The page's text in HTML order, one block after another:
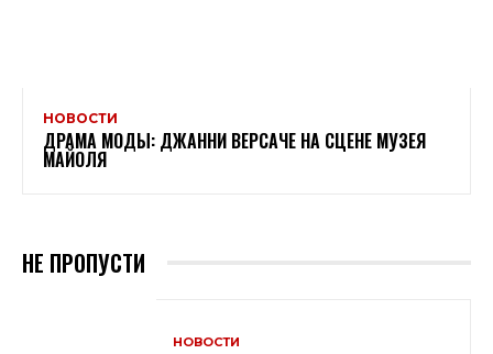
НОВОСТИ
ДРАМА МОДЫ: ДЖАННИ ВЕРСАЧЕ НА СЦЕНЕ МУЗЕЯ
МАЙОЛЯ
НЕ ПРОПУСТИ
НОВОСТИ